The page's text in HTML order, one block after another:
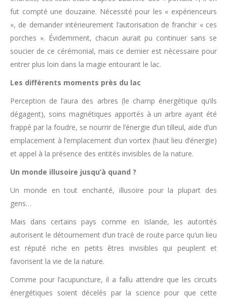
fut compté une douzaine. Nécessité pour les « expérienceurs
», de demander intérieurement l’autorisation de franchir « ces
porches ». Évidemment, chacun aurait pu continuer sans se
soucier de ce cérémonial, mais ce dernier est nécessaire pour
entrer plus loin dans la magie entourant le lac.
Les différents moments près du lac
Perception de l’aura des arbres (le champ énergétique qu’ils
dégagent), soins magnétiques apportés à un arbre ayant été
frappé par la foudre, se nourrir de l’énergie d’un tilleul, aide d’un
emplacement à l’emplacement d’un vortex (haut lieu d’énergie)
et appel à la présence des entités invisibles de la nature.
Un monde illusoire jusqu’à quand ?
Un monde en tout enchanté, illusoire pour la plupart des
gens…
Mais dans certains pays comme en Islande, les autorités
autorisent le détournement d’un tracé de route parce qu’un lieu
est réputé riche en petits êtres invisibles qui peuplent et
favorisent la vie de la nature.
Comme pour l’acupuncture, il a fallu attendre que les circuits
énergétiques soient décelés par la science pour que cette